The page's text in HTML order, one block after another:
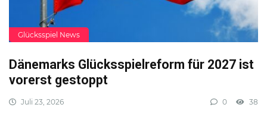
Glücksspiel News
Dänemarks Glücksspielreform für 2027 ist
vorerst gestoppt
Juli 23, 2026 0 38